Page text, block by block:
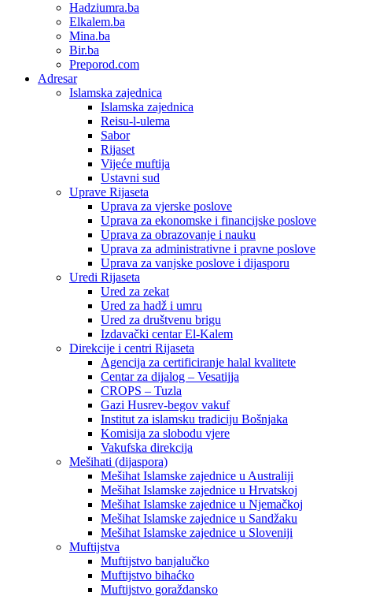
Hadziumra.ba
Elkalem.ba
Mina.ba
Bir.ba
Preporod.com
Adresar
Islamska zajednica
Islamska zajednica
Reisu-l-ulema
Sabor
Rijaset
Vijeće muftija
Ustavni sud
Uprave Rijaseta
Uprava za vjerske poslove
Uprava za ekonomske i financijske poslove
Uprava za obrazovanje i nauku
Uprava za administrativne i pravne poslove
Uprava za vanjske poslove i dijasporu
Uredi Rijaseta
Ured za zekat
Ured za hadž i umru
Ured za društvenu brigu
Izdavački centar El-Kalem
Direkcije i centri Rijaseta
Agencija za certificiranje halal kvalitete
Centar za dijalog – Vesatijja
CROPS – Tuzla
Gazi Husrev-begov vakuf
Institut za islamsku tradiciju Bošnjaka
Komisija za slobodu vjere
Vakufska direkcija
Mešihati (dijaspora)
Mešihat Islamske zajednice u Australiji
Mešihat Islamske zajednice u Hrvatskoj
Mešihat Islamske zajednice u Njemačkoj
Mešihat Islamske zajednice u Sandžaku
Mešihat Islamske zajednice u Sloveniji
Muftijstva
Muftijstvo banjalučko
Muftijstvo bihaćko
Muftijstvo goraždansko